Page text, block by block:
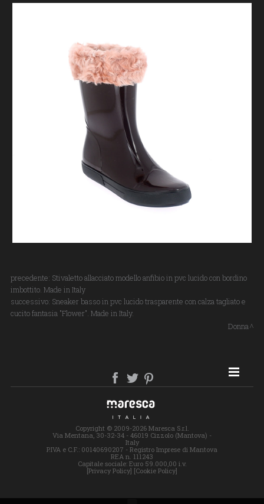
precedente: Stivaletto allacciato modello anfibio in pvc lucido con bordino
imbottito. Made in Italy
successivo: Sneaker basso in pvc lucido trasparente con calza tagliato e
cucito fantasia "Flower". Made in Italy.
Donna
SITE MAP
Copyright © 2009-2026 Maresca S.r.l.
Via Mentana, 30-32-34 - 46019 Cizzolo (Mantova) -
Italy
P.IVA e C.F.: 00140690207 - Registro Imprese di Mantova
REA n. 111243
Capitale sociale: Euro 59.000,00 i.v.
[Privacy Policy] [Cookie Policy]